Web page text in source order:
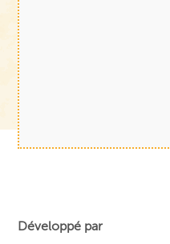
Développé par